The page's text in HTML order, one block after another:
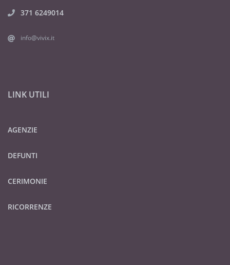
371 6249014
info@vivix.it
LINK UTILI
AGENZIE
DEFUNTI
CERIMONIE
RICORRENZE